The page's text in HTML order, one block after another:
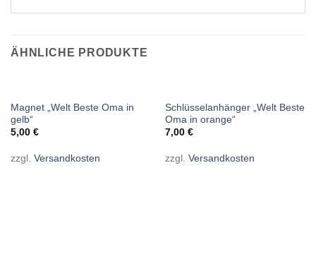
ÄHNLICHE PRODUKTE
Magnet „Welt Beste Oma in
gelb“
5,00 €
zzgl. Versandkosten
Schlüsselanhänger „Welt Beste
Oma in orange“
7,00 €
zzgl. Versandkosten